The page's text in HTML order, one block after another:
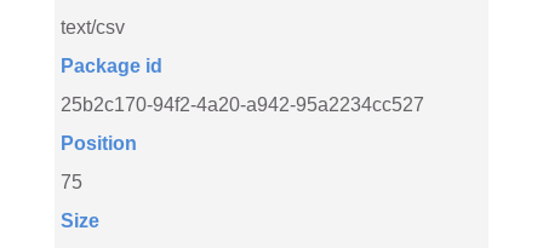
text/csv
Package id
25b2c170-94f2-4a20-a942-95a2234cc527
Position
75
Size